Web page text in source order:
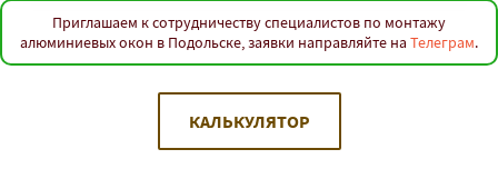
Приглашаем к сотрудничеству специалистов по монтажу
алюминиевых окон в Подольске, заявки направляйте на Телеграм.
КАЛЬКУЛЯТОР